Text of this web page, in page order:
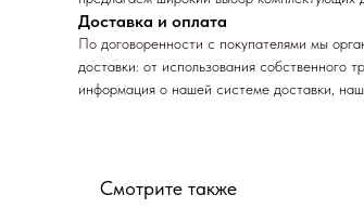
Доставка и оплата
По договоренности с покупателями мы
доставки: от использования собственного
информация о нашей системе доставки,
Смотрите также